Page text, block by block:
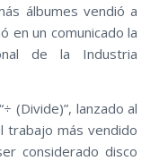
álbumes vendió a
en un comunicado la
de la Industria
(Divide)”, lanzado al
trabajo más vendido
considerado disco